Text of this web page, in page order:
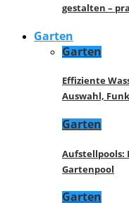
gestalten –
Garten
Garten
Effiziente
Auswahl,
Garten
Aufstellpools:
Gartenpool
Garten